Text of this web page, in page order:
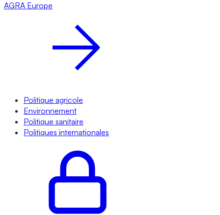
AGRA Europe
Politique agricole
Environnement
Politique sanitaire
Politiques internationales